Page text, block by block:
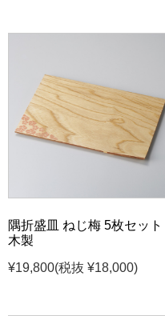
隅折盛皿 ねじ梅 5枚セット
木製
¥19,800(税抜 ¥18,000)